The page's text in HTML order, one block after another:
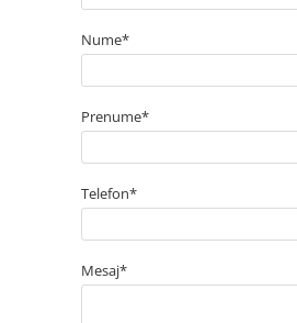
Nume*
Prenume*
Telefon*
Mesaj*